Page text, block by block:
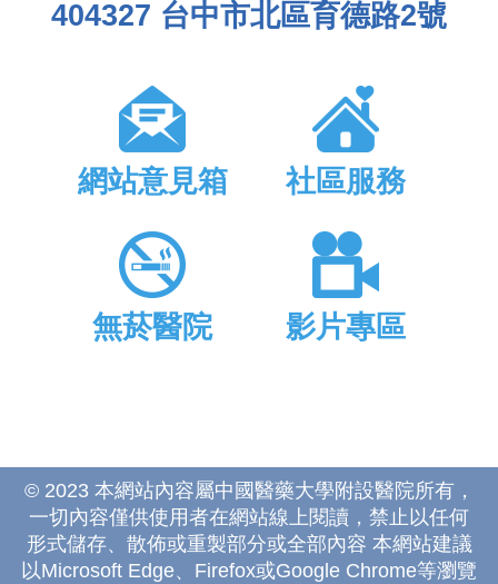
404327 台中市北區育德路2號
網站意見箱 社區服務
無菸醫院 影片專區
© 2023 本網站內容屬中國醫藥大學附設醫院所有，
一切內容僅供使用者在網站線上閱讀，禁止以任何
形式儲存、散佈或重製部分或全部內容 本網站建議
以Microsoft Edge、Firefox或Google Chrome等瀏覽